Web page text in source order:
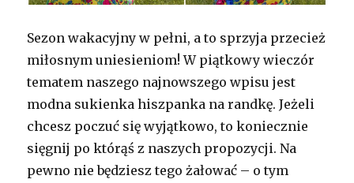
Sezon wakacyjny w pełni, a to sprzyja przecież
miłosnym uniesieniom! W piątkowy wieczór
tematem naszego najnowszego wpisu jest
modna sukienka hiszpanka na randkę. Jeżeli
chcesz poczuć się wyjątkowo, to koniecznie
sięgnij po którąś z naszych propozycji. Na
pewno nie będziesz tego żałować – o tym